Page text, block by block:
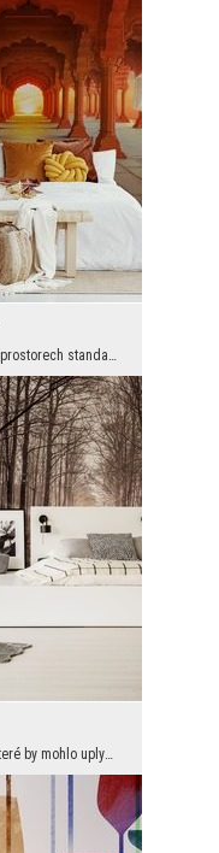
Exotické motivy jsou dnes v českých prostorech standardem. A je to velmi dobré, protože se můžete...
Pro mnoho lidí je podzim obdobím, které by mohlo uplynout co nejdříve, což by mohlo ustoupit zimě...